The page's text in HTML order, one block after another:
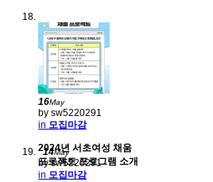
16May
by sw5220291
in 모집마감
2024년 서초여성 채움
프로젝트 프로그램 소개
14May
by sw5220291
in 모집마감